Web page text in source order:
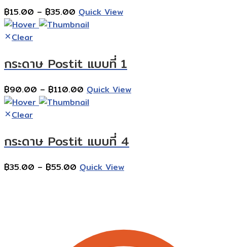
฿15.00 – ฿35.00 Price
range:
฿35.00
Quick View
Clear
กระดาษ Postit แบบที่ 1
฿90.00 – ฿110.00 Price
range:
฿110.00
Quick View
Clear
กระดาษ Postit แบบที่ 4
฿35.00 – ฿55.00 Price
Quick View